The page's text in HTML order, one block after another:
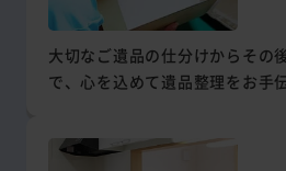
大切なご遺品の仕分けからその
で、心を込めて遺品整理をお手